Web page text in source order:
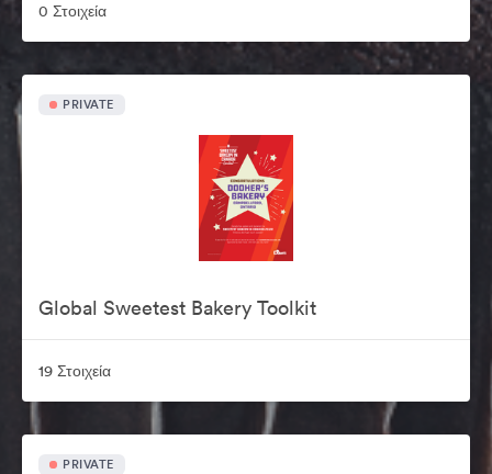
0 Στοιχεία
PRIVATE
Global Sweetest Bakery Toolkit
19 Στοιχεία
PRIVATE